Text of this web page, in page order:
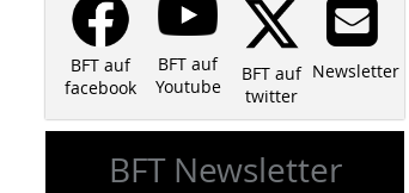
BFT auf
facebook
BFT auf
Youtube
BFT auf
twitter
Newsletter
BFT Newsletter